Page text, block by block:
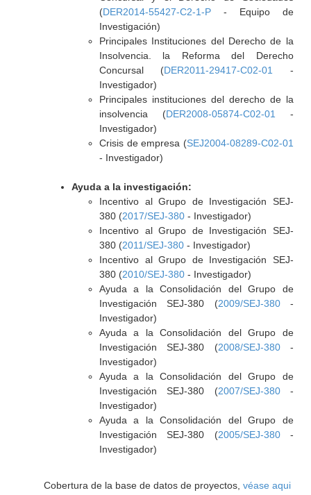
(DER2014-55427-C2-1-P- Equipo de
Investigación)
Principales Instituciones del Derecho de la
Insolvencia. la Reforma del Derecho
Concursal (DER2011-29417-C02-01
-
Investigador)
Principales instituciones del derecho de la
insolvencia (DER2008-05874-C02-01
-
Investigador)
Crisis de empresa (SEJ2004-08289-C02-01
- Investigador)
Ayuda a la investigación:
Incentivo al Grupo de Investigación SEJ-
380 (2017/SEJ-380- Investigador)
Incentivo al Grupo de Investigación SEJ-
380 (2011/SEJ-380- Investigador)
Incentivo al Grupo de Investigación SEJ-
380 (2010/SEJ-380- Investigador)
Ayuda a la Consolidación del Grupo de
Investigación SEJ-380 (2009/SEJ-380-
Investigador)
Ayuda a la Consolidación del Grupo de
Investigación SEJ-380 (2008/SEJ-380-
Investigador)
Ayuda a la Consolidación del Grupo de
Investigación SEJ-380 (2007/SEJ-380-
Investigador)
Ayuda a la Consolidación del Grupo de
Investigación SEJ-380 (2005/SEJ-380-
Investigador)
Cobertura de la base de datos de proyectos, véase aqui